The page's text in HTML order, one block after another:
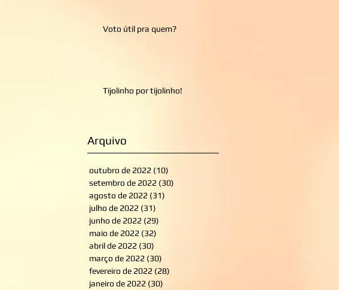
Voto útil pra quem?
Tijolinho por tijolinho!
Arquivo
outubro de 2022 (10)
setembro de 2022 (30)
agosto de 2022 (31)
julho de 2022 (31)
junho de 2022 (29)
maio de 2022 (32)
abril de 2022 (30)
março de 2022 (30)
fevereiro de 2022 (28)
janeiro de 2022 (30)